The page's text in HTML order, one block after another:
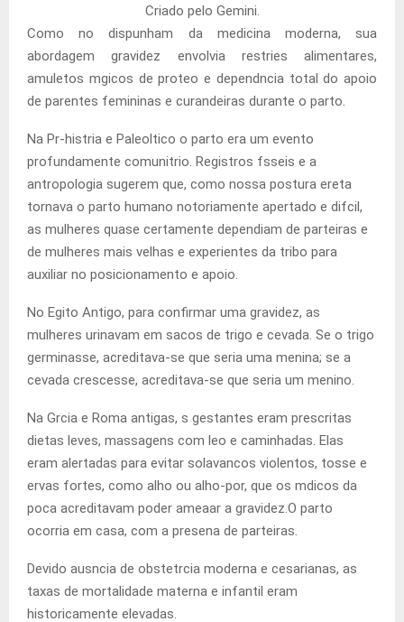
Criado pelo Gemini.
Como no dispunham da medicina moderna, sua
abordagem gravidez envolvia restries alimentares,
amuletos mgicos de proteo e dependncia total do apoio
de parentes femininas e curandeiras durante o parto.
Na Pr-histria e Paleoltico o parto era um evento
profundamente comunitrio. Registros fsseis e a
antropologia sugerem que, como nossa postura ereta
tornava o parto humano notoriamente apertado e difcil,
as mulheres quase certamente dependiam de parteiras e
de mulheres mais velhas e experientes da tribo para
auxiliar no posicionamento e apoio.
No Egito Antigo, para confirmar uma gravidez, as
mulheres urinavam em sacos de trigo e cevada. Se o trigo
germinasse, acreditava-se que seria uma menina; se a
cevada crescesse, acreditava-se que seria um menino.
Na Grcia e Roma antigas, s gestantes eram prescritas
dietas leves, massagens com leo e caminhadas. Elas
eram alertadas para evitar solavancos violentos, tosse e
ervas fortes, como alho ou alho-por, que os mdicos da
poca acreditavam poder ameaar a gravidez.O parto
ocorria em casa, com a presena de parteiras.
Devido ausncia de obstetrcia moderna e cesarianas, as
taxas de mortalidade materna e infantil eram
historicamente elevadas.